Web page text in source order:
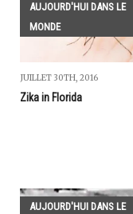
AUJOURD'HUI DANS LE
MONDE
JUILLET 30TH, 2016
Zika in Florida
AUJOURD'HUI DANS LE